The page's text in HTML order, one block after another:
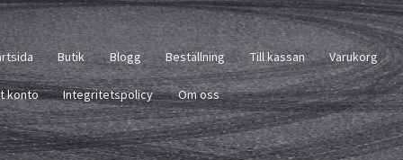
Butik Blogg Beställning Till kassan Varukorg
konto Integritetspolicy Om oss